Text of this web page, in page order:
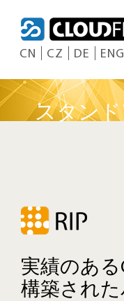
content
CN CZ DE ENG
スタンド
実績のある
構築された